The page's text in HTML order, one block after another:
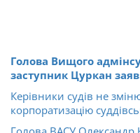
Голова Вищого
заступник Цуркан
Керівники судів не
корпоратизацію